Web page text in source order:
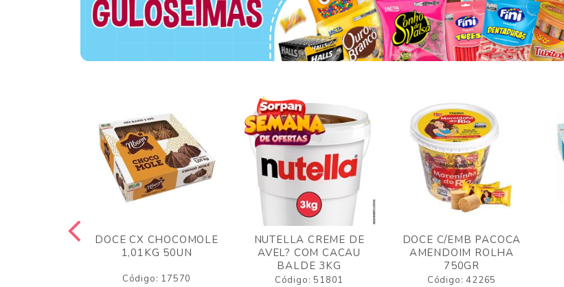
DOCE CX CHOCOMOLE
1,01KG 50UN
Código: 17570
NUTELLA CREME DE
AVEL? COM CACAU
BALDE 3KG
Código: 51801
DOCE C/EMB PACOCA
AMENDOIM ROLHA
750GR
Código: 42265